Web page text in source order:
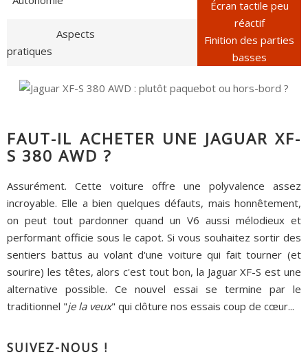
Écran tactile peu
réactif
Finition des parties
basses
Aspects
pratiques
FAUT-IL ACHETER UNE JAGUAR XF-
S 380 AWD ?
Assurément. Cette voiture offre une polyvalence assez
incroyable. Elle a bien quelques défauts, mais honnêtement,
on peut tout pardonner quand un V6 aussi mélodieux et
performant officie sous le capot. Si vous souhaitez sortir des
sentiers battus au volant d'une voiture qui fait tourner (et
sourire) les têtes, alors c'est tout bon, la Jaguar XF-S est une
alternative possible. Ce nouvel essai se termine par le
traditionnel "je la veux" qui clôture nos essais coup de cœur...
SUIVEZ-NOUS !